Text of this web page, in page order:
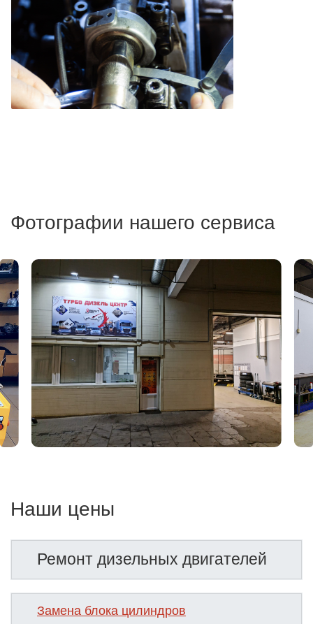
Фотографии нашего сервиса
Наши цены
Ремонт дизельных двигателей
Замена блока цилиндров